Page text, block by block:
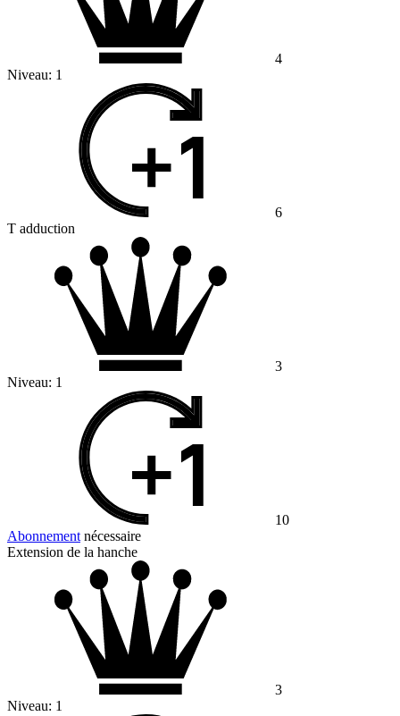
4
Niveau: 1
6
T adduction
3
Niveau: 1
10
Abonnement nécessaire
Extension de la hanche
3
Niveau: 1